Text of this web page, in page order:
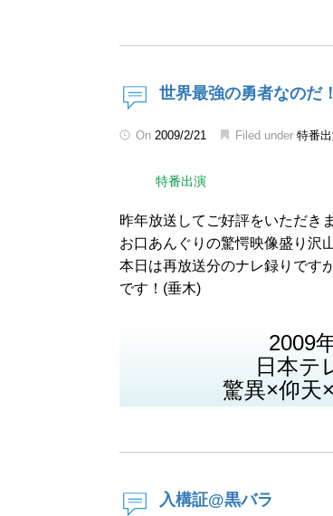
世界最強の勇者なのだ！
On 2009/2/21 Filed under 特番
特番出演
昨年放送してご好評をいただき
お口あんぐりの驚愕映像盛り沢
本日は再放送分のナレ録りです
です！(垂木)
2009
日本テ
驚異×仰天
入構証@黒バラ